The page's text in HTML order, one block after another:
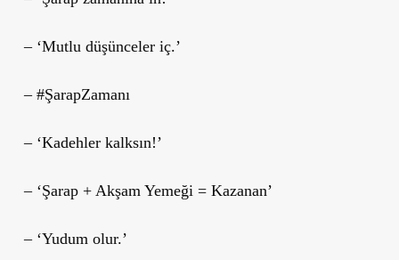
– ‘Mutlu düşünceler iç.’
– #ŞarapZamanı
– ‘Kadehler kalksın!’
– ‘Şarap + Akşam Yemeği = Kazanan’
– ‘Yudum olur.’